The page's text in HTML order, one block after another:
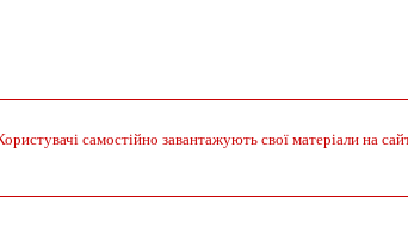
самостійно завантажують свої матеріали на